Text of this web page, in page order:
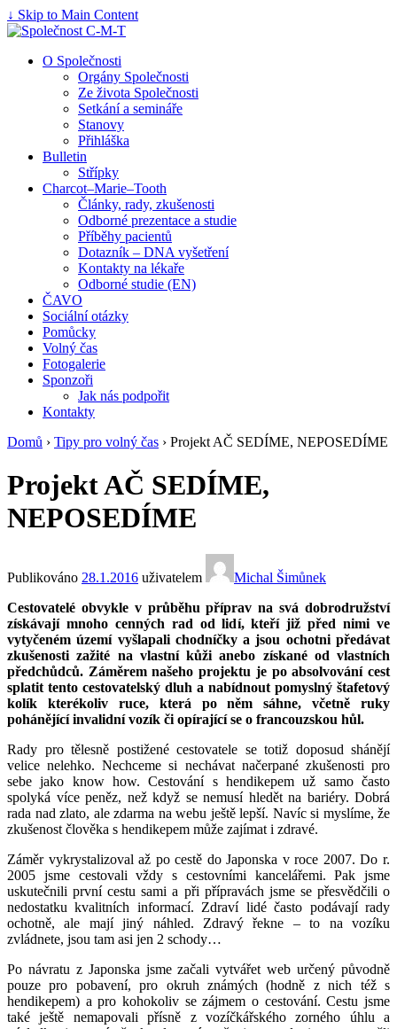
↓ Skip to Main Content
O Společnosti
Orgány Společnosti
Ze života Společnosti
Setkání a semináře
Stanovy
Přihláška
Bulletin
Střípky
Charcot–Marie–Tooth
Články, rady, zkušenosti
Odborné prezentace a studie
Příběhy pacientů
Dotazník – DNA vyšetření
Kontakty na lékaře
Odborné studie (EN)
ČAVO
Sociální otázky
Pomůcky
Volný čas
Fotogalerie
Sponzoři
Jak nás podpořit
Kontakty
Domů › Tipy pro volný čas › Projekt AČ SEDÍME, NEPOSEDÍME
Projekt AČ SEDÍME,
NEPOSEDÍME
Publikováno 28.1.2016 uživatelem
Michal Šimůnek
Cestovatelé obvykle v průběhu příprav na svá dobrodružství
získávají mnoho cenných rad od lidí, kteří již před nimi ve
vytyčeném území vyšlapali chodníčky a jsou ochotni předávat
zkušenosti zažité na vlastní kůži anebo získané od vlastních
předchůdců. Záměrem našeho projektu je po absolvování cest
splatit tento cestovatelský dluh a nabídnout pomyslný štafetový
kolík kterékoliv ruce, která po něm sáhne, včetně ruky
pohánějící invalidní vozík či opírající se o francouzskou hůl.
Rady pro tělesně postižené cestovatele se totiž doposud shánějí
velice nelehko. Nechceme si nechávat načerpané zkušenosti pro
sebe jako know how. Cestování s hendikepem už samo často
spolyká více peněz, než když se nemusí hledět na bariéry. Dobrá
rada nad zlato, ale zdarma na webu ještě lepší. Navíc si myslíme, že
zkušenost člověka s hendikepem může zajímat i zdravé.
Záměr vykrystalizoval až po cestě do Japonska v roce 2007. Do r.
2005 jsme cestovali vždy s cestovními kancelářemi. Pak jsme
uskutečnili první cestu sami a při přípravách jsme se přesvědčili o
nedostatku kvalitních informací. Zdraví lidé často podávají rady
ochotně, ale mají jiný náhled. Zdravý řekne – to na vozíku
zvládnete, jsou tam asi jen 2 schody…
Po návratu z Japonska jsme začali vytvářet web určený původně
pouze pro pobavení, pro okruh známých (hodně z nich též s
hendikepem) a pro kohokoliv se zájmem o cestování. Cestu jsme
také ještě nemapovali přísně z vozíčkářského zorného úhlu a